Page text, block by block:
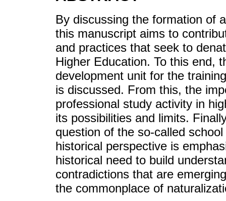
By discussing the formation of
this manuscript aims to
and practices that seek to
Higher Education. To this end,
development unit for the
is discussed. From this, the
professional study activity in
its possibilities and limits.
question of the so-called
historical perspective is
historical need to build
contradictions that are
the commonplace of